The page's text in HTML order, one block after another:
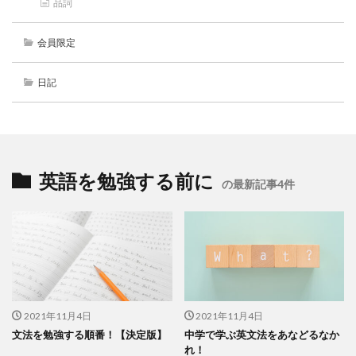
品詞
会員限定
日記
英語を勉強する前に の最新記事4件
2021年11月4日
文法を勉強する順番！【決定版】
2021年11月4日
中学で学ぶ英文法をあなどるなか
れ！